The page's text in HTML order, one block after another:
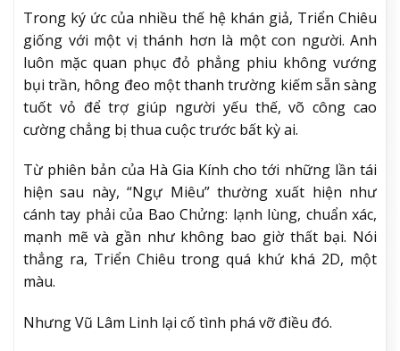
Trong ký ức của nhiều thế hệ khán giả, Triển Chiêu
giống với một vị thánh hơn là một con người. Anh
luôn mặc quan phục đỏ phẳng phiu không vướng
bụi trần, hông đeo một thanh trường kiếm sẵn sàng
tuốt vỏ để trợ giúp người yếu thế, võ công cao
cường chẳng bị thua cuộc trước bất kỳ ai.
Từ phiên bản của Hà Gia Kính cho tới những lần tái
hiện sau này, “Ngự Miêu” thường xuất hiện như
cánh tay phải của Bao Chửng: lạnh lùng, chuẩn xác,
mạnh mẽ và gần như không bao giờ thất bại. Nói
thẳng ra, Triển Chiêu trong quá khứ khá 2D, một
màu.
Nhưng Vũ Lâm Linh lại cố tình phá vỡ điều đó.